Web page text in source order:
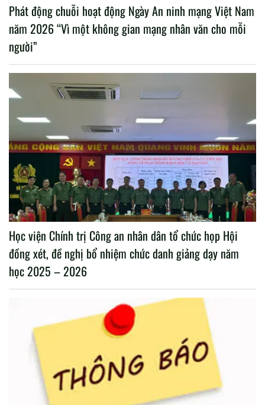
Phát động chuỗi hoạt động Ngày An ninh mạng Việt Nam
năm 2026 “Vì một không gian mạng nhân văn cho mỗi
người”
Học viện Chính trị Công an nhân dân tổ chức họp Hội
đồng xét, đề nghị bổ nhiệm chức danh giảng dạy năm
học 2025 – 2026